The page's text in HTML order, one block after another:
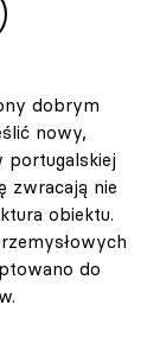
dobrym
nowy,
portugalskiej
zwracają nie
obiektu.
do